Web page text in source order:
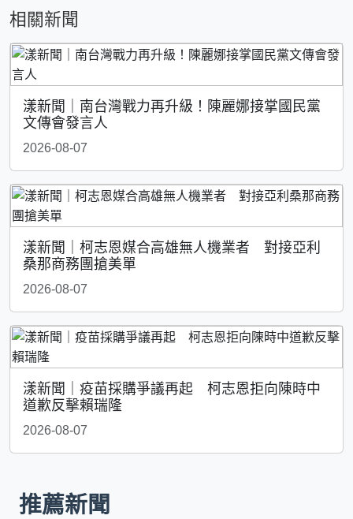
相關新聞
漾新聞｜南台灣戰力再升級！陳麗娜接掌國民黨
文傳會發言人
2026-08-07
漾新聞｜柯志恩媒合高雄無人機業者 對接亞利
桑那商務團搶美單
2026-08-07
漾新聞｜疫苗採購爭議再起 柯志恩拒向陳時中
道歉反擊賴瑞隆
2026-08-07
推薦新聞